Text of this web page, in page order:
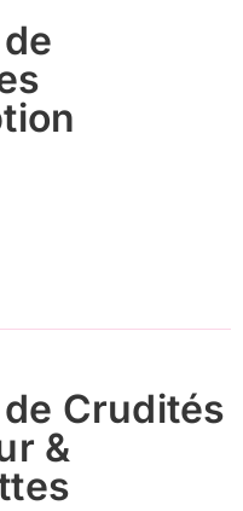
Crudités
&